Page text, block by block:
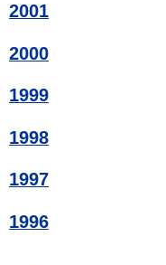
2001
2000
1999
1998
1997
1996